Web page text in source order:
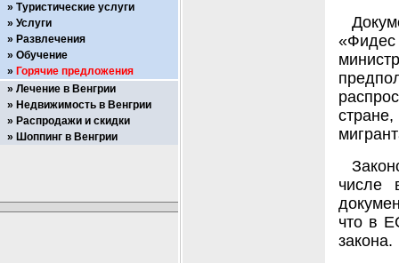
числе
что в
закона.
Туристические услуги
Услуги
Развлечения
Обучение
Горячие предложения
Лечение в Венгрии
Недвижимость в Венгрии
Распродажи и скидки
Шоппинг в Венгрии